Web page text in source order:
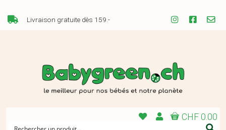
Livraison gratuite dès 159.-
CHF 0.00